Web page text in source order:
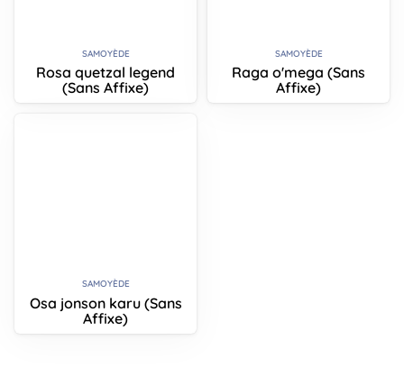
SAMOYÈDE
Rosa quetzal legend
(Sans Affixe)
SAMOYÈDE
Raga o'mega (Sans
Affixe)
SAMOYÈDE
Osa jonson karu (Sans
Affixe)